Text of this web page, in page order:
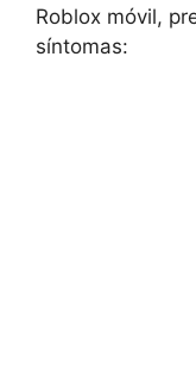
Roblox⁤ móvil,
síntomas: